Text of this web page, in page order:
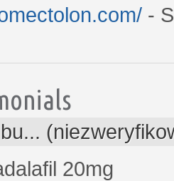
-
20mg